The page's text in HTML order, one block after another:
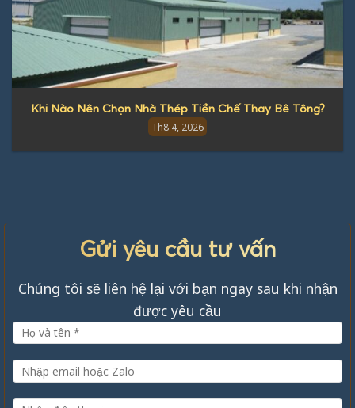
Khi Nào Nên Chọn Nhà Thép Tiền Chế Thay Bê Tông?
Th8 4, 2026
Gửi yêu cầu tư vấn
Chúng tôi sẽ liên hệ lại với bạn ngay sau khi nhận
được yêu cầu